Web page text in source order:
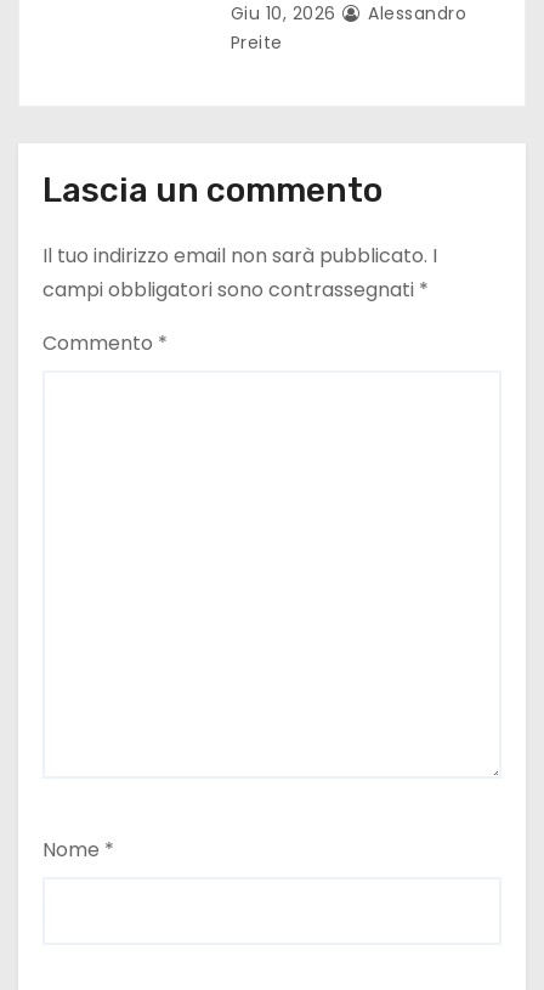
Giu 10, 2026
Alessandro
Preite
Lascia un commento
Il tuo indirizzo email non sarà pubblicato. I
campi obbligatori sono contrassegnati *
Commento *
Nome *